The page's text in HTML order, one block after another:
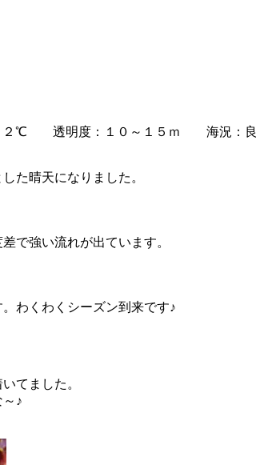
２℃ 透明度：１０～１５ｍ 海況：
た晴天になりました。
で強い流れが出ています。
わくわくシーズン到来です♪
てました。
♪